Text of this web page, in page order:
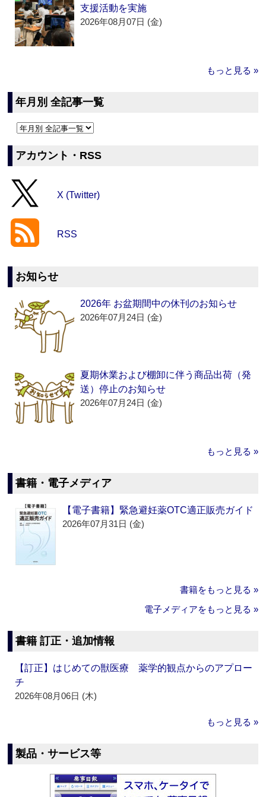
支援活動を実施
2026年08月07日 (金)
もっと見る »
年月別 全記事一覧
アカウント・RSS
X (Twitter)
RSS
お知らせ
2026年 お盆期間中の休刊のお知らせ
2026年07月24日 (金)
夏期休業および棚卸に伴う商品出荷（発
送）停止のお知らせ
2026年07月24日 (金)
もっと見る »
書籍・電子メディア
【電子書籍】緊急避妊薬OTC適正販売ガイド
2026年07月31日 (金)
書籍をもっと見る »
電子メディアをもっと見る »
書籍 訂正・追加情報
【訂正】はじめての獣医療 薬学的観点からのアプロー
チ
2026年08月06日 (木)
もっと見る »
製品・サービス等